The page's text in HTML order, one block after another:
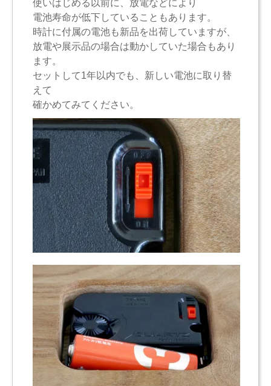
使いはじめる以前に、放電などにより
電池寿命が低下していることもあります。
時計に付属の電池も新品を出荷していますが、
放電や展示品の場合は動かしていた場合もあり
ます。
セットして1年以内でも、新しい電池に取り替
えて
確かめてみてください。